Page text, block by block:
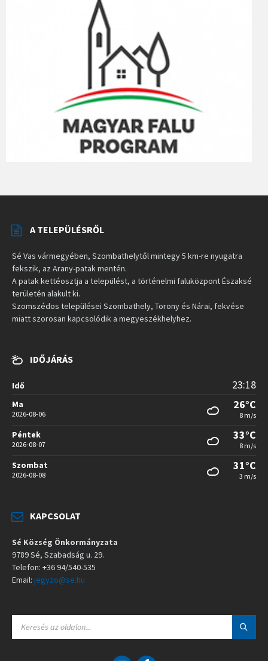
A TELEPÜLÉSRŐL
Sé Vas vármegyében, Szombathelytől mintegy 5 km-re nyugatra
fekszik, az Arany-patak mentén.
A patak kettéosztja a települést, a történelmi faluközpont Északsé
területén alakult ki.
Szomszédos települései Szombathely, Torony és Nárai, fekvése
miatt szorosan kapcsolódik a megyeszékhelyhez.
IDŐJÁRÁS
Idő 23:18
Ma
2026-08-06
26°C
8 m/s
Péntek
2026-08-07
33°C
8 m/s
Szombat
2026-08-08
31°C
3 m/s
KAPCSOLAT
Sé Község Önkormányzata
9789 Sé, Szabadság u. 29.
Telefon: +36 94/540-535
Email: jegyzo@se.hu
A